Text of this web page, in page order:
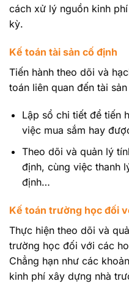
cách xử lý nguồn kinh
kỳ.
Kế toán tài sản cố định
Tiến hành theo dõi và
toán liên quan đến tài
Lập sổ chi tiết để tiến
việc mua sắm hay
Theo dõi và quản lý
định, cùng việc thanh
định…
Kế toán trường học đối
Thực hiện theo dõi và
trường học đối với các
Chẳng hạn như các
kinh phí xây dựng nhà